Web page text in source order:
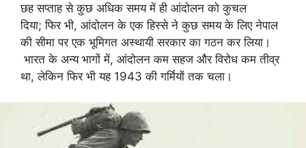
छह सप्ताह से कुछ अधिक समय में ही आंदोलन को कुचल
दिया; फिर भी, आंदोलन के एक हिस्से ने कुछ समय के लिए नेपाल
की सीमा पर एक भूमिगत अस्थायी सरकार का गठन कर लिया।
भारत के अन्य भागों में, आंदोलन कम सहज और विरोध कम तीव्र
था, लेकिन फिर भी यह 1943 की गर्मियों तक चला।